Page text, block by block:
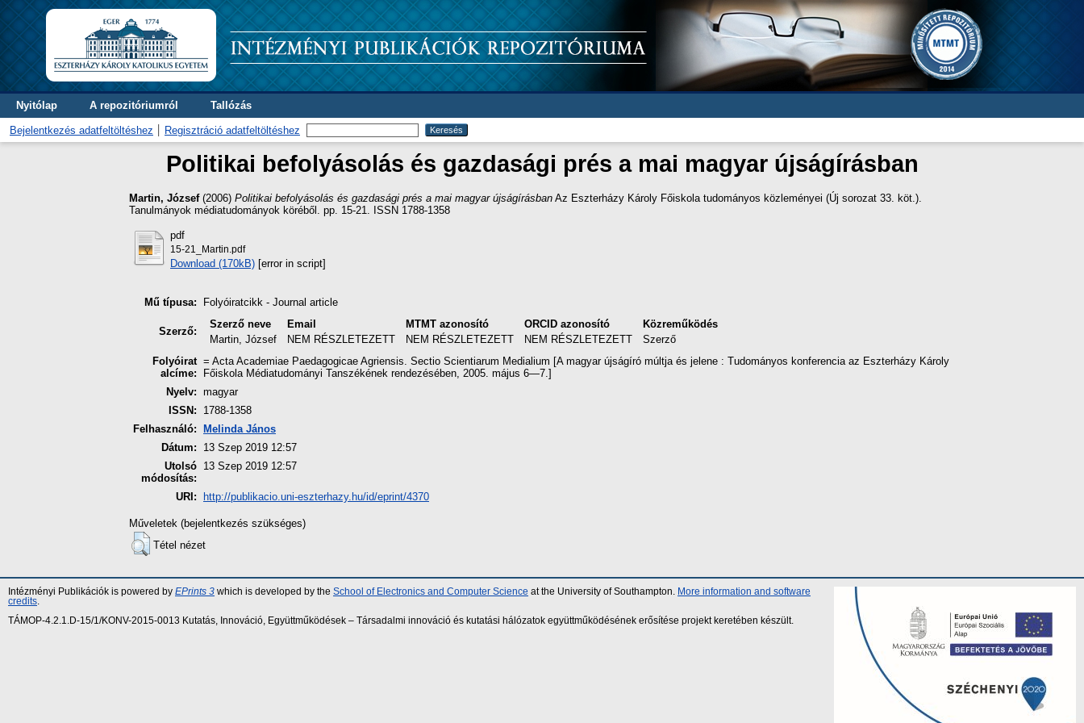
Nyitólap A repozitóriumról Tallózás
Bejelentkezés adatfeltöltéshez Regisztráció adatfeltöltéshez
Politikai befolyásolás és gazdasági prés a mai magyar újságírásban
Martin, József(2006) Politikai befolyásolás és gazdasági prés a mai magyar újságírásban Az Eszterházy Károly Főiskola tudományos közleményei (Új sorozat 33. köt.).
Tanulmányok médiatudományok köréből. pp. 15-21. ISSN 1788-1358
pdf
15-21_Martin.pdf
Download (170kB) [error in script]
Mű típusa: Folyóiratcikk - Journal article
Szerző:
Szerző neve Email MTMT azonosító ORCID azonosító
Közreműködés
Martin, József
NEM RÉSZLETEZETT NEM RÉSZLETEZETT NEM RÉSZLETEZETT
Szerző
Folyóirat
alcíme:
= Acta Academiae Paedagogicae Agriensis. Sectio Scientiarum Medialium [A magyar újságíró múltja és jelene : Tudományos konferencia az Eszterházy Károly
Főiskola Médiatudományi Tanszékének rendezésében, 2005. május 6—7.]
Nyelv: magyar
ISSN:
1788-1358
Felhasználó:
Melinda János
Dátum:
13 Szep 2019 12:57
Utolsó
módosítás:
13 Szep 2019 12:57
URI: http://publikacio.uni-eszterhazy.hu/id/eprint/4370
Műveletek (bejelentkezés szükséges)
Tétel nézet
Intézményi Publikációk is powered by EPrints 3 which is developed by the School of Electronics and Computer Science at the University of Southampton.
More information and software
credits
TÁMOP-4.2.1.D-15/1/KONV-2015-0013 Kutatás, Innováció, Együttműködések – Társadalmi innováció és kutatási hálózatok együttműködésének erősítése projekt keretében készült.